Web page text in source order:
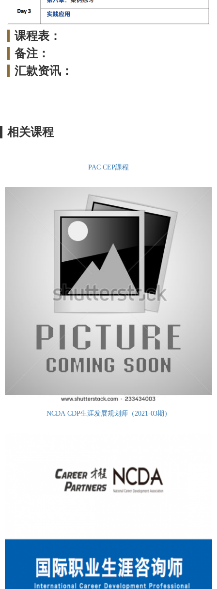
课程表：
备注：
汇款资讯：
相关课程
PAC CEP課程
NCDA CDP生涯发展规划师（2021-03期）